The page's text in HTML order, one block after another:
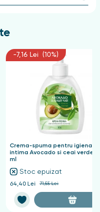
-7,16 Lei (10%)
Crema-spuma pentru igiena
intima Avocado si ceai verde
ml
Stoc epuizat
64,40 Lei 71,55 Lei